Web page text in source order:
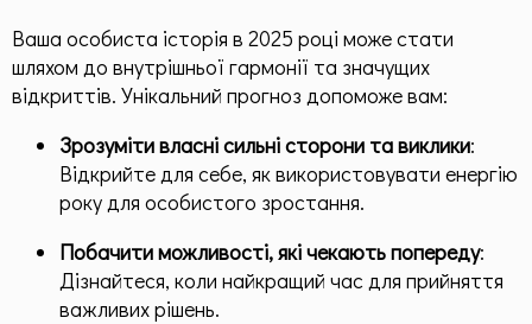
Ваша особиста історія в 2025 році може стати
шляхом до внутрішньої гармонії та значущих
відкриттів. Унікальний прогноз допоможе вам:
Зрозуміти власні сильні сторони та виклики:
Відкрийте для себе, як використовувати енергію
року для особистого зростання.
Побачити можливості, які чекають попереду:
Дізнайтеся, коли найкращий час для прийняття
важливих рішень.